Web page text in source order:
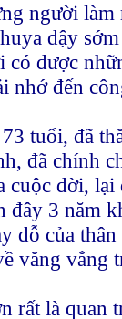
người
dậy
có được
nhớ đến
tuổi, đã
đã chính
cuộc đời,
đây 3 năm
dỗ của
văng vẳng
rất là quan